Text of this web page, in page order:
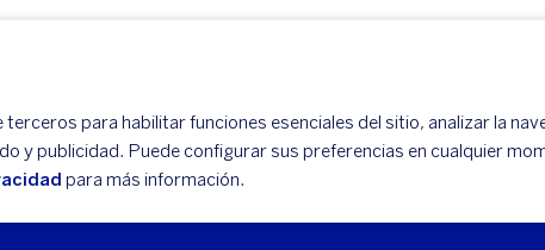
para habilitar funciones esenciales del sitio, analizar la
y publicidad. Puede configurar sus preferencias en cualquier
para más información.